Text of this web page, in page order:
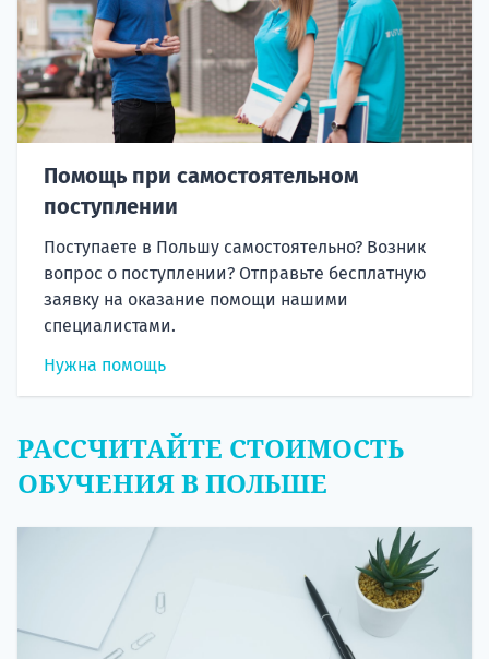
Помощь при самостоятельном
поступлении
Поступаете в Польшу самостоятельно? Возник
вопрос о поступлении? Отправьте бесплатную
заявку на оказание помощи нашими
специалистами.
Нужна помощь
РАССЧИТАЙТЕ СТОИМОСТЬ
ОБУЧЕНИЯ В ПОЛЬШЕ